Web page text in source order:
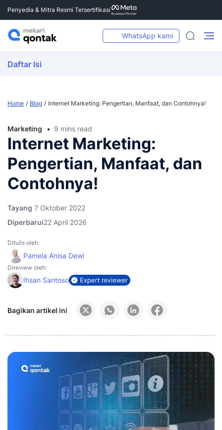
Penyedia & Mitra Resmi Tersertifikasi
WhatsApp kami
Daftar Isi
Home Blog Internet Marketing: Pengertian, Manfaat, dan Contohnya!
Marketing 9 mins read
Internet Marketing:
Pengertian, Manfaat, dan
Contohnya!
Tayang 7 Oktober 2022
Diperbarui22 April 2026
Ditulis oleh:
Pamela Anisa Dewi
Direview oleh:
Ihsan Santoso
Bagikan artikel ini